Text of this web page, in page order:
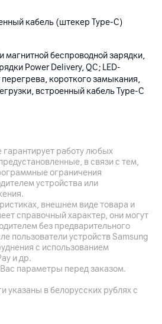
кабель (штекер Type-C)
магнитной беспроводной зарядки,
Power Delivery, QC; LED-
короткого замыкания,
встроенный кабель Type-C
работу любых
в связи с тем,
ограничения
устройства или
внешнем виде товара и
справочный характер, они могут
без предварительного
пользователи устройств Samsung
с использованием
и др.
параметры перед заказом.
указаны в белорусских рублях с